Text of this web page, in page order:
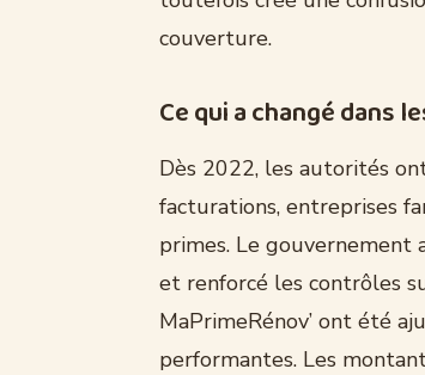
couverture.
Ce qui a changé dans
Dès 2022, les autorités
facturations, entreprises
primes. Le gouvernement
et renforcé les contrôles
MaPrimeRénov’ ont été
performantes. Les